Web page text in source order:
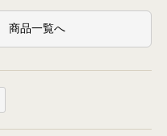
商品一覧へ